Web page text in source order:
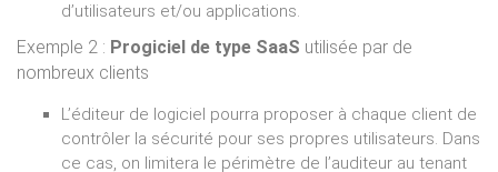
d’utilisateurs et/ou applications.
Exemple 2 : Progiciel de type SaaS utilisée par de
nombreux clients
L’éditeur de logiciel pourra proposer à chaque client de
contrôler la sécurité pour ses propres utilisateurs. Dans
ce cas, on limitera le périmètre de l’auditeur au tenant